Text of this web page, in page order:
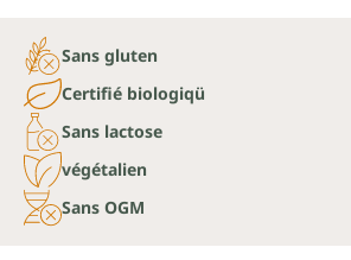
Sans gluten
Certifié biologiqü
Sans lactose
végétalien
Sans OGM